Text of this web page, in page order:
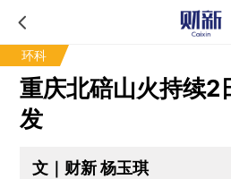
环科
重庆北碚山火持续2
发
文｜财新 杨玉琪